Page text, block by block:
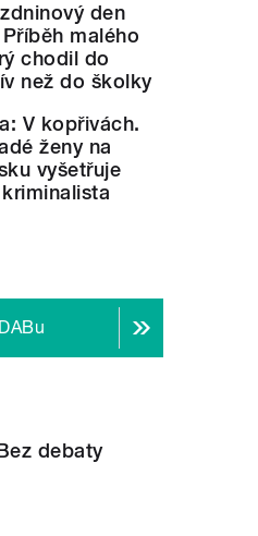
den
malého
chodil do
než do školky
V kopřivách.
ženy na
vyšetřuje
debaty